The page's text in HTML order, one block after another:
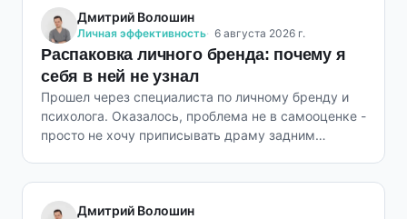
Дмитрий Волошин
Личная эффективность 6 августа 2026 г.
Распаковка личного бренда: почему я
себя в ней не узнал
Прошел через специалиста по личному бренду и
психолога. Оказалось, проблема не в самооценке -
просто не хочу приписывать драму задним
Дмитрий Волошин